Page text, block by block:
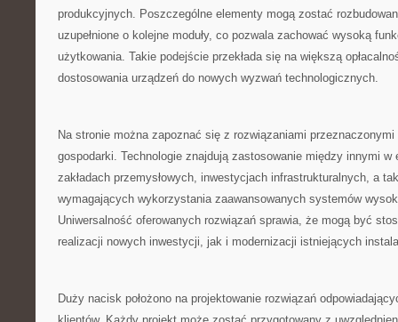
produkcyjnych. Poszczególne elementy mogą zostać
uzupełnione o kolejne moduły, co pozwala zachować wysoką
użytkowania. Takie podejście przekłada się na większą
dostosowania urządzeń do nowych wyzwań technologicznych.
Na stronie można zapoznać się z rozwiązaniami
gospodarki. Technologie znajdują zastosowanie między innymi w
zakładach przemysłowych, inwestycjach infrastrukturalnych, a
wymagających wykorzystania zaawansowanych systemów
Uniwersalność oferowanych rozwiązań sprawia, że mogą być
realizacji nowych inwestycji, jak i modernizacji istniejących
Duży nacisk położono na projektowanie rozwiązań